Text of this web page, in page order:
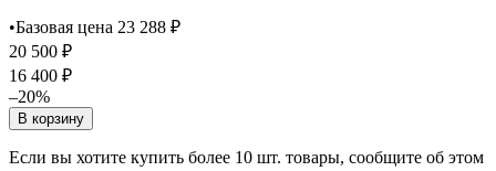
•Базовая цена 23 288 ₽
20 500 ₽
16 400 ₽
–20%
В корзину
Если вы хотите купить более 10 шт. товары, сообщите об этом